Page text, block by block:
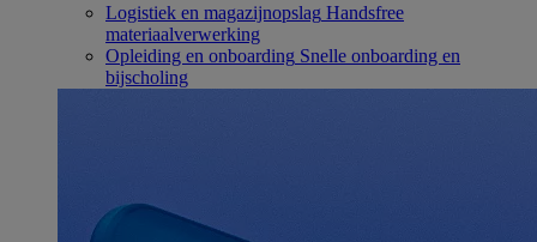
Logistiek en magazijnopslag Handsfree
materiaalverwerking
Opleiding en onboarding Snelle onboarding en
bijscholing